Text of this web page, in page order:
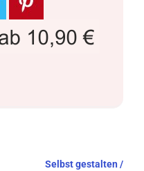
Selbst gestalten /